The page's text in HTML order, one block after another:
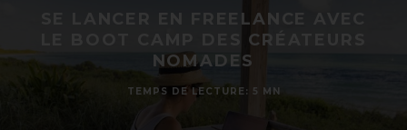
SE LANCER EN FREELANCE AVEC
LE BOOT CAMP DES CRÉATEURS
NOMADES
TEMPS DE LECTURE: 5 MN